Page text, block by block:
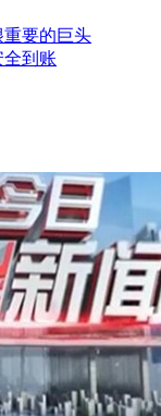
重要的巨头
到账